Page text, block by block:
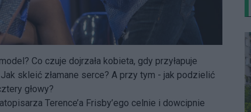
Co czuje dojrzała kobieta, gdy przyłapuje
skleić złamane serce? A przy tym - jak podzielić
głowy?
Terence’a Frisby’ego celnie i dowcipnie